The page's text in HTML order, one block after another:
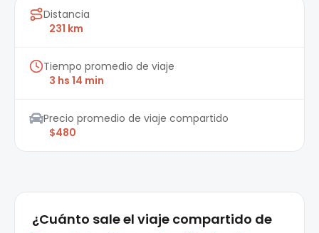
Distancia
231 km
Tiempo promedio de viaje
3 hs 14 min
Precio promedio de viaje compartido
$480
¿Cuánto sale el viaje compartido de